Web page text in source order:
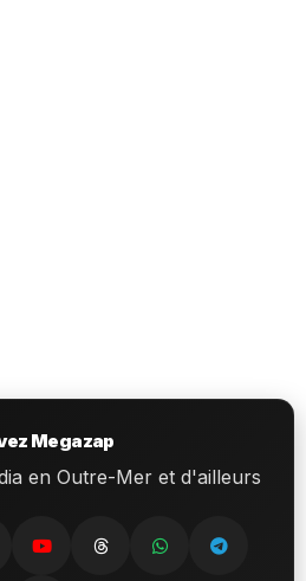
Megazap
en Outre-Mer et d'ailleurs